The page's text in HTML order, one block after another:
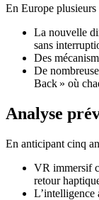
En Europe plusieurs
La nouvelle
sans
Des
De
Back » où
Analyse
En anticipant cinq
VR immersif
retour
L’intelligence